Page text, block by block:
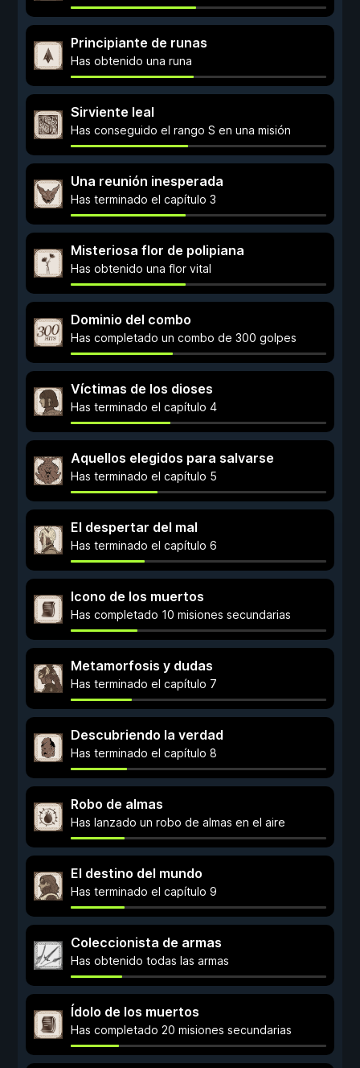
Principiante de runas
Has obtenido una runa
Sirviente leal
Has conseguido el rango S en una misión
Una reunión inesperada
Has terminado el capítulo 3
Misteriosa flor de polipiana
Has obtenido una flor vital
Dominio del combo
Has completado un combo de 300 golpes
Víctimas de los dioses
Has terminado el capítulo 4
Aquellos elegidos para salvarse
Has terminado el capítulo 5
El despertar del mal
Has terminado el capítulo 6
Icono de los muertos
Has completado 10 misiones secundarias
Metamorfosis y dudas
Has terminado el capítulo 7
Descubriendo la verdad
Has terminado el capítulo 8
Robo de almas
Has lanzado un robo de almas en el aire
El destino del mundo
Has terminado el capítulo 9
Coleccionista de armas
Has obtenido todas las armas
Ídolo de los muertos
Has completado 20 misiones secundarias